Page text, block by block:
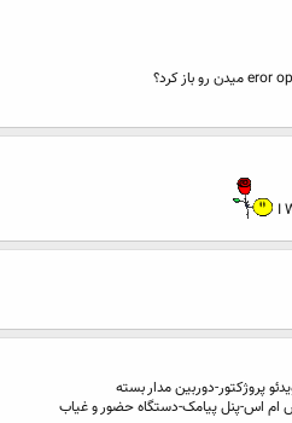
پروژکتور-دوربین مدار بسته
ام اس-پنل پیامک-دستگاه حضور و غیاب